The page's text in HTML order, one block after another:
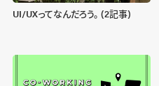
UI/UXってなんだろう。 (2記事)